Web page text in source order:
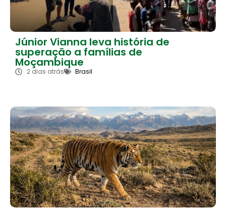
Júnior Vianna leva história de
superação a famílias de
Moçambique
2 dias atrás Brasil